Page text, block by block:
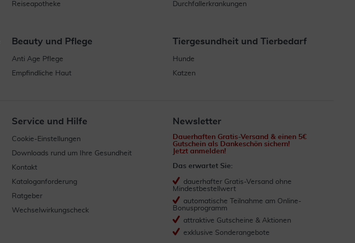
Reiseapotheke
Durchfallerkrankungen
Beauty und Pflege
Anti Age Pflege
Empfindliche Haut
Tiergesundheit und Tierbedarf
Hunde
Katzen
Service und Hilfe
Cookie-Einstellungen
Downloads rund um Ihre Gesundheit
Kontakt
Kataloganforderung
Ratgeber
Wechselwirkungscheck
Newsletter
Dauerhaften Gratis-Versand & einen 5€
Gutschein als Dankeschön sichern!
Jetzt anmelden!
Das erwartet Sie:
dauerhafter Gratis-Versand ohne
Mindestbestellwert
automatische Teilnahme am Online-
Bonusprogramm
attraktive Gutscheine & Aktionen
exklusive Sonderangebote